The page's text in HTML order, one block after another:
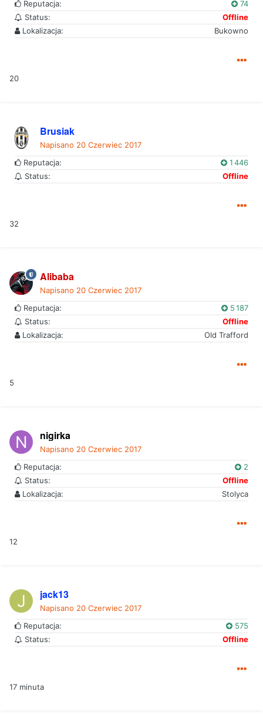
Reputacja:
74
Status:
Offline
Lokalizacja:
Bukowno
20
Brusiak
Napisano 20 Czerwiec 2017
Reputacja:
1 446
Status:
Offline
32
Alibaba
Napisano 20 Czerwiec 2017
Reputacja:
5 187
Status:
Offline
Lokalizacja:
Old Trafford
5
nigirka
Napisano 20 Czerwiec 2017
Reputacja:
2
Status:
Offline
Lokalizacja:
Stolyca
12
jack13
Napisano 20 Czerwiec 2017
Reputacja:
575
Status:
Offline
17 minuta